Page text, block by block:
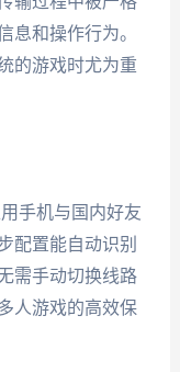
息和操作行为。
的游戏时尤为重
手机与国内好友
配置能自动识别
需手动切换线路
人游戏的高效保